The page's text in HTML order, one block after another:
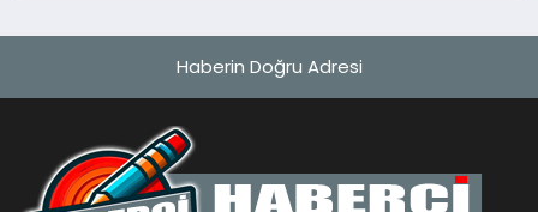
Haberin Doğru Adresi